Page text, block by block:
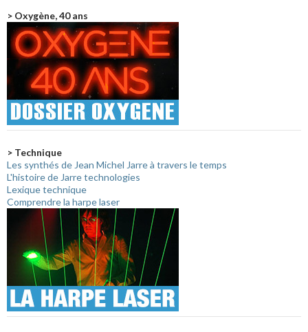
> Oxygène, 40 ans
> Technique
Les synthés de Jean Michel Jarre à travers le temps
L'histoire de Jarre technologies
Lexique technique
Comprendre la harpe laser